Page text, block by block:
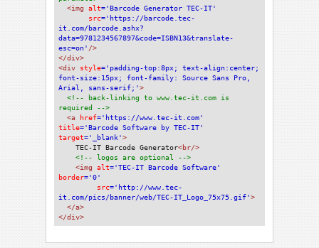
<img alt='Barcode Generator TEC-IT'
src='https://barcode.tec-
it.com/barcode.ashx?
data=9781234567897&code=ISBN13&translate-
esc=on' />
</div>
<div style='padding-top:8px; text-align:center;
font-size:15px; font-family: Source Sans Pro,
Arial, sans-serif;'>
<!-- back-linking to www.tec-it.com is
required -->
<a href='https://www.tec-it.com'
title='Barcode Software by TEC-IT'
target='_blank'>
TEC-IT Barcode Generator<br/>
<!-- logos are optional -->
<img alt='TEC-IT Barcode Software'
border='0'
src='http://www.tec-
it.com/pics/banner/web/TEC-IT_Logo_75x75.gif'>
</a>
</div>